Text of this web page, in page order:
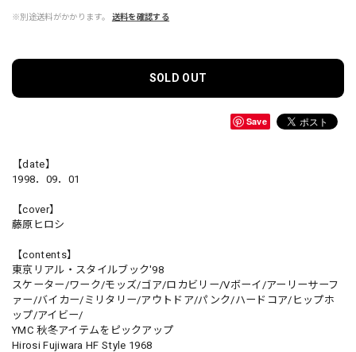
※別途送料がかかります。 送料を確認する
SOLD OUT
Save
【date】
1998．09．01
【cover】
藤原ヒロシ
【contents】
東京リアル・スタイルブック'98
スケーター/ワーク/モッズ/ゴア/ロカビリー/Vボーイ/アーリーサーフ
ァー/バイカー/ミリタリー/アウトドア/パンク/ハードコア/ヒップホ
ップ/アイビー/
YMC 秋冬アイテムをピックアップ
Hirosi Fujiwara HF Style 1968